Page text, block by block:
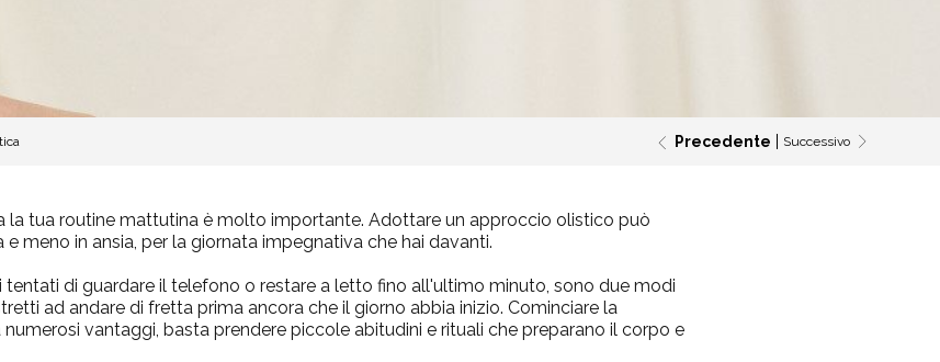
Precedente Successivo
la tua routine mattutina è molto importante. Adottare un approccio olistico può
meno in ansia, per la giornata impegnativa che hai davanti.
di guardare il telefono o restare a letto fino all'ultimo minuto, sono due modi
ad andare di fretta prima ancora che il giorno abbia inizio. Cominciare la
vantaggi, basta prendere piccole abitudini e rituali che preparano il corpo e